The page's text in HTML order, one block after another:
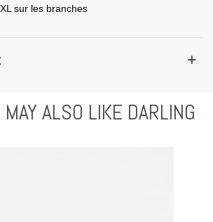
sur les branches
ALSO LIKE DARLING